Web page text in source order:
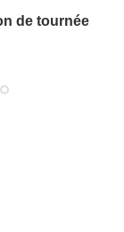
de tournée